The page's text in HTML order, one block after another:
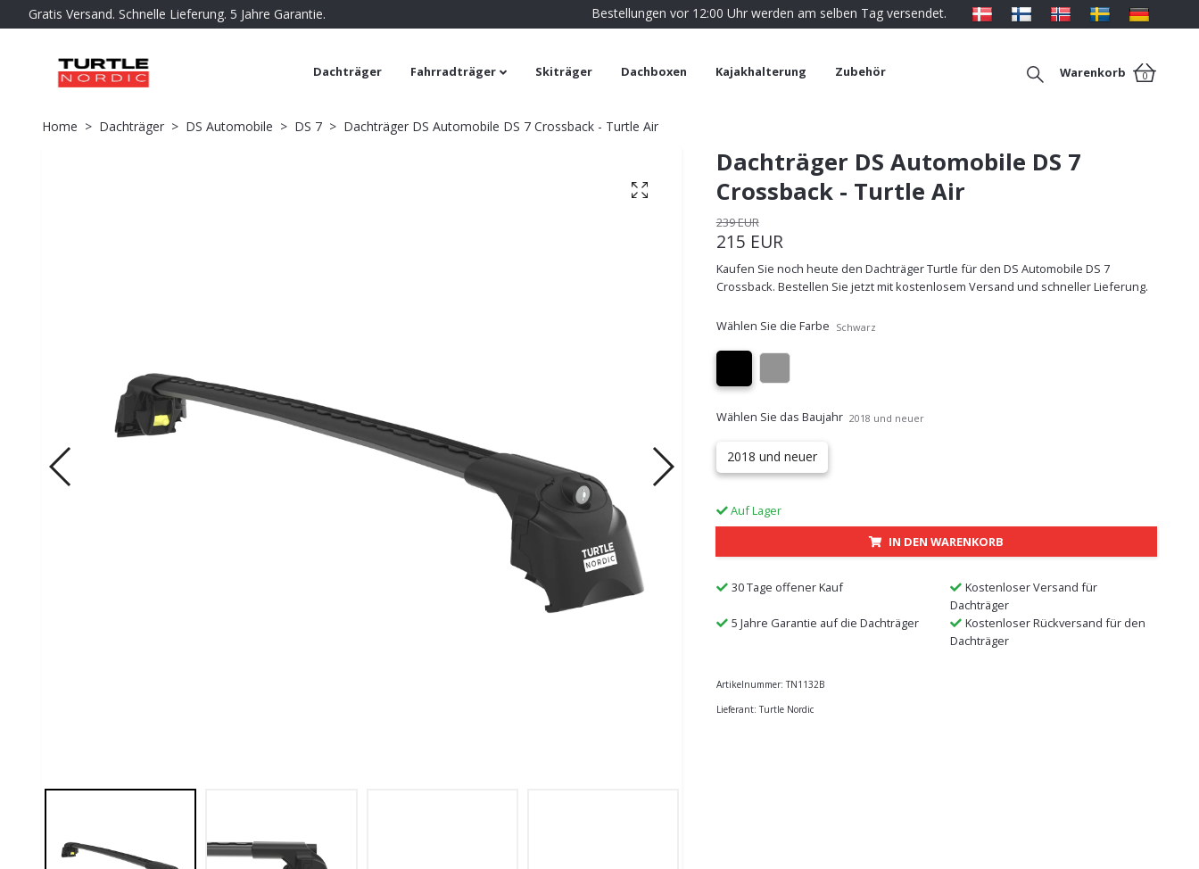
Gratis Versand. Schnelle Lieferung. 5 Jahre Garantie. Bestellungen vor 12:00 Uhr werden am selben Tag versendet.
Dachträger Fahrradträger Skiträger Dachboxen Kajakhalterung Zubehör Warenkorb 0
Home Dachträger DS Automobile DS 7 Dachträger DS Automobile DS 7 Crossback - Turtle Air
Dachträger DS Automobile DS 7
Crossback - Turtle Air
239 EUR
215 EUR
Kaufen Sie noch heute den Dachträger Turtle für den DS Automobile DS 7
Crossback. Bestellen Sie jetzt mit kostenlosem Versand und schneller Lieferung.
Wählen Sie die Farbe Schwarz
Wählen Sie das Baujahr 2018 und neuer
2018 und neuer
Auf Lager
IN DEN WARENKORB
30 Tage offener Kauf
Kostenloser Versand für
Dachträger
5 Jahre Garantie auf die Dachträger
Kostenloser Rückversand für den
Dachträger
Artikelnummer: TN1132B
Lieferant: Turtle Nordic